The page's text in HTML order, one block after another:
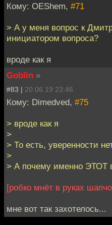
Кому: OEShem, #71
> А у меня вопрос к
инициатором вопроса?
вроде как я
Goblin »
#83 | 20.06.19 23:46
Кому: Dimedved, #75
> вроде как я
>
> То есть, уверенности
>
> А почему именно ЭТОТ
[робко мнёт в руках
мне вот так захотелось...